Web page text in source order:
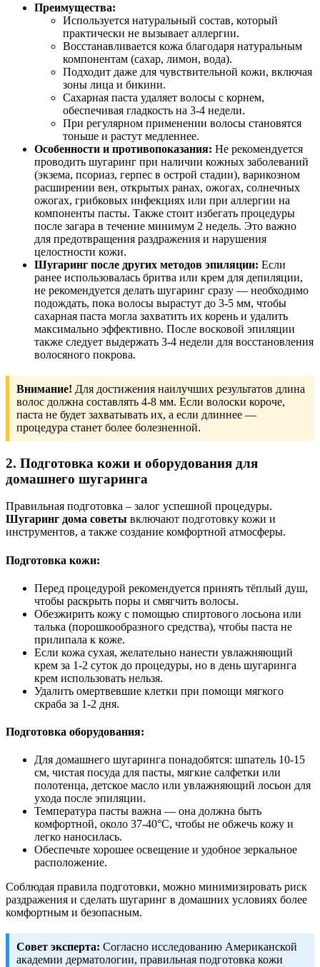
Преимущества:
Используется натуральный состав, который
практически не вызывает аллергии.
Восстанавливается кожа благодаря натуральным
компонентам (сахар, лимон, вода).
Подходит даже для чувствительной кожи, включая
зоны лица и бикини.
Сахарная паста удаляет волосы с корнем,
обеспечивая гладкость на 3-4 недели.
При регулярном применении волосы становятся
тоньше и растут медленнее.
Особенности и противопоказания: Не рекомендуется
проводить шугаринг при наличии кожных заболеваний
(экзема, псориаз, герпес в острой стадии), варикозном
расширении вен, открытых ранах, ожогах, солнечных
ожогах, грибковых инфекциях или при аллергии на
компоненты пасты. Также стоит избегать процедуры
после загара в течение минимум 2 недель. Это важно
для предотвращения раздражения и нарушения
целостности кожи.
Шугаринг после других методов эпиляции: Если
ранее использовалась бритва или крем для депиляции,
не рекомендуется делать шугаринг сразу — необходимо
подождать, пока волосы вырастут до 3-5 мм, чтобы
сахарная паста могла захватить их корень и удалить
максимально эффективно. После восковой эпиляции
также следует выдержать 3-4 недели для восстановления
волосяного покрова.
Внимание! Для достижения наилучших результатов длина
волос должна составлять 4-8 мм. Если волоски короче,
паста не будет захватывать их, а если длиннее —
процедура станет более болезненной.
2. Подготовка кожи и оборудования для
домашнего шугаринга
Правильная подготовка – залог успешной процедуры.
Шугаринг дома советы включают подготовку кожи и
инструментов, а также создание комфортной атмосферы.
Подготовка кожи:
Перед процедурой рекомендуется принять тёплый душ,
чтобы раскрыть поры и смягчить волосы.
Обезжирить кожу с помощью спиртового лосьона или
талька (порошкообразного средства), чтобы паста не
прилипала к коже.
Если кожа сухая, желательно нанести увлажняющий
крем за 1-2 суток до процедуры, но в день шугаринга
крем использовать нельзя.
Удалить омертвевшие клетки при помощи мягкого
скраба за 1-2 дня.
Подготовка оборудования:
Для домашнего шугаринга понадобятся: шпатель 10-15
см, чистая посуда для пасты, мягкие салфетки или
полотенца, детское масло или увлажняющий лосьон для
ухода после эпиляции.
Температура пасты важна — она должна быть
комфортной, около 37-40°С, чтобы не обжечь кожу и
легко наносилась.
Обеспечьте хорошее освещение и удобное зеркальное
расположение.
Соблюдая правила подготовки, можно минимизировать риск
раздражения и сделать шугаринг в домашних условиях более
комфортным и безопасным.
Совет эксперта: Согласно исследованию Американской
академии дерматологии, правильная подготовка кожи